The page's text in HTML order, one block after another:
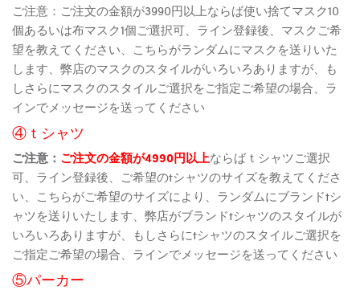
ご注意：ご注文の金額が3990円以上ならば使い捨てマスク10
個あるいは布マスク1個ご選択可、ライン登録後、マスクご希
望を教えてください、こちらがランダムにマスクを送りいた
します、弊店のマスクのスタイルがいろいろありますが、も
しさらにマスクのスタイルご選択をご指定ご希望の場合、ラ
インでメッセージを送ってください
④ｔシャツ
ご注意： ご注文の金額が4990円以上ならばｔシャツご選択
可、ライン登録後、ご希望のtシャツのサイズを教えてくださ
い、こちらがご希望のサイズにより、ランダムにブランドtシ
ャツを送りいたします、弊店がブランドtシャツのスタイルが
いろいろありますが、もしさらにtシャツのスタイルご選択を
ご指定ご希望の場合、ラインでメッセージを送ってください
⑤パーカー